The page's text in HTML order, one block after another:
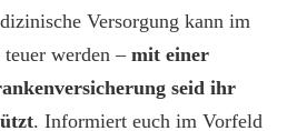
Versorgung kann im
werden – mit einer
seid ihr
. Informiert euch im Vorfeld